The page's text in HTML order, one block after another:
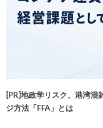
[PR]地政学リスク、港湾混
ジ方法「FFA」とは